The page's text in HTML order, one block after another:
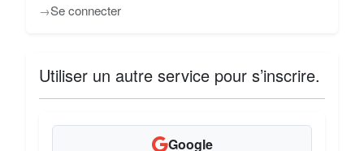
Se connecter
Utiliser un autre service pour s’inscrire.
Google